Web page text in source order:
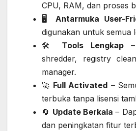
CPU, RAM, dan proses
🖥️ Antarmuka User-
digunakan untuk semua
🛠️ Tools Lengkap –
shredder, registry
manager.
🚀 Full Activated –
terbuka tanpa lisensi
🔄 Update Berkala –
dan peningkatan fitur